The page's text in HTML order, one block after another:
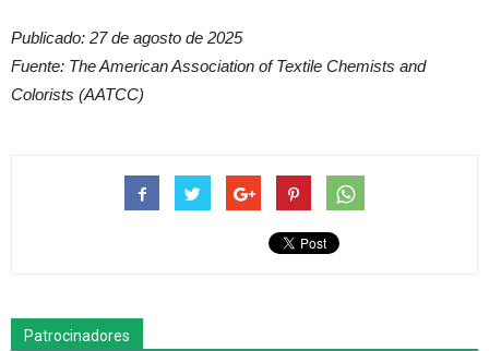
Publicado: 27 de agosto de 2025
Fuente: The American Association of Textile Chemists and
Colorists (AATCC)
Patrocinadores